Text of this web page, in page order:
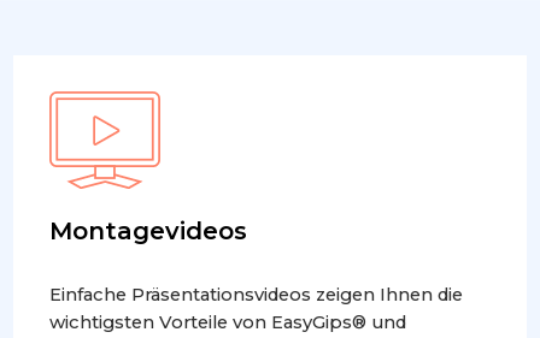
Montagevideos
Einfache Präsentationsvideos zeigen Ihnen die
wichtigsten Vorteile von EasyGips® und